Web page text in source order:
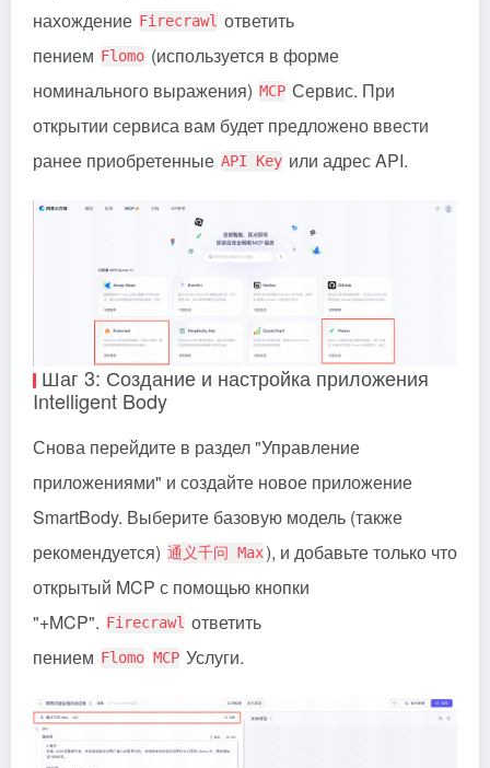
нахождение Firecrawl ответить
пением Flomo (используется в форме
номинального выражения) MCP Сервис. При
открытии сервиса вам будет предложено ввести
ранее приобретенные API Key или адрес API.
Шаг 3: Создание и настройка приложения
Intelligent Body
Снова перейдите в раздел "Управление
приложениями" и создайте новое приложение
SmartBody. Выберите базовую модель (также
рекомендуется) 通义千问 Max), и добавьте только что
открытый MCP с помощью кнопки
"+MCP".
Firecrawl ответить
пением
Flomo MCP Услуги.